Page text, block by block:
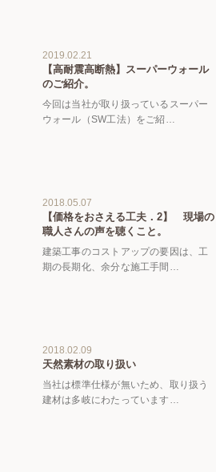
2019.02.21
【高耐震高断熱】スーパーウォール
のご紹介。
今回は当社が取り扱っているスーパー
ウォール（SW工法）をご紹…
2018.05.07
【価格をおさえる工夫．2】 現場の
職人さんの声を聴くこと。
建築工事のコストアップの要因は、工
期の長期化、余分な施工手間…
2018.02.09
天然素材の取り扱い
当社は標準仕様が無いため、取り扱う
建材は多岐にわたっています…